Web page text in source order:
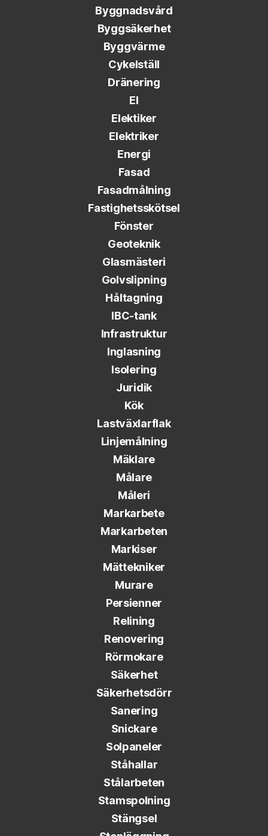
Byggnadsvård
Byggsäkerhet
Byggvärme
Cykelställ
Dränering
El
Elektiker
Elektriker
Energi
Fasad
Fasadmålning
Fastighetsskötsel
Fönster
Geoteknik
Glasmästeri
Golvslipning
Håltagning
IBC-tank
Infrastruktur
Inglasning
Isolering
Juridik
Kök
Lastväxlarflak
Linjemålning
Mäklare
Målare
Måleri
Markarbete
Markarbeten
Markiser
Mättekniker
Murare
Persienner
Relining
Renovering
Rörmokare
Säkerhet
Säkerhetsdörr
Sanering
Snickare
Solpaneler
Ståhallar
Stålarbeten
Stamspolning
Stängsel